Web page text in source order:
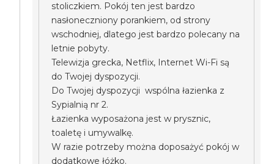
stoliczkiem. Pokój ten jest bardzo
nasłoneczniony porankiem, od strony
wschodniej, dlatego jest bardzo polecany na
letnie pobyty.
Telewizja grecka, Netflix, Internet Wi-Fi są
do Twojej dyspozycji.
Do Twojej dyspozycji wspólna łazienka z
Sypialnią nr 2.
Łazienka wyposażona jest w prysznic,
toaletę i umywalkę.
W razie potrzeby można doposażyć pokój w
dodatkowe łóżko.